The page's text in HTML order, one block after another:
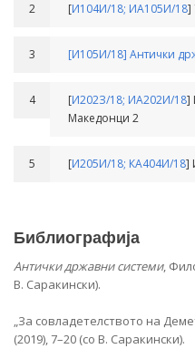
2 [И104И/18; ИА105И/18]
3 [И105И/18] Антички
4 [И202З/18; ИА202И/18]
Македонци 2
5 [И205И/18; КА404И/18]
Библиографија
Антички државни системи,
В. Саракински).
„За совладетелството на
(2019), 7–20 (со В. Саракински).